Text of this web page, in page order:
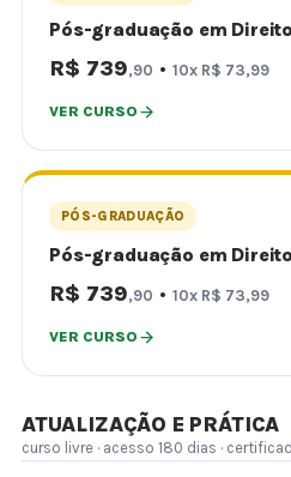
Pós-graduação em
R$ 739,90 · 10x R$ 73,99
VER CURSO
PÓS-GRADUAÇÃO
Pós-graduação em
R$ 739,90 · 10x R$ 73,99
VER CURSO
ATUALIZAÇÃO E PRÁTICA
curso livre · acesso 180 dias ·